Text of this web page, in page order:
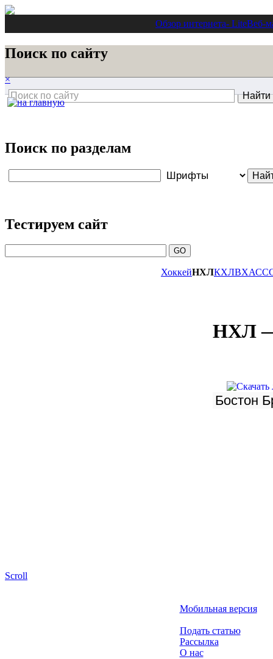
Обзор интернета- LiteВеб-
Поиск по сайту
×
Поиск по разделам
Тестируем сайт
ХоккейНХЛКХЛВХА
НХЛ —
Scroll
Мобильная версия
Подать статью
Рассылка
О нас